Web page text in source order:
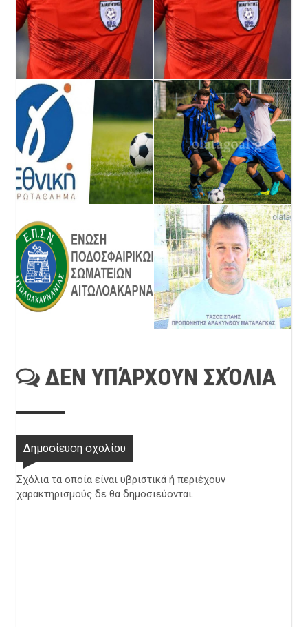
ΔΕΝ ΥΠΆΡΧΟΥΝ ΣΧΌΛΙΑ
Δημοσίευση σχολίου
Σχόλια τα οποία είναι υβριστικά ή περιέχουν
χαρακτηρισμούς δε θα δημοσιεύονται.